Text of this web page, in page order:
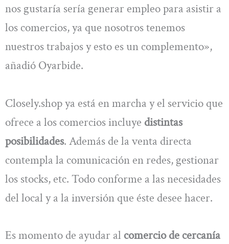
nos gustaría sería generar empleo para asistir a
los comercios, ya que nosotros tenemos
nuestros trabajos y esto es un complemento»,
añadió Oyarbide.
Closely.shop ya está en marcha y el servicio que
ofrece a los comercios incluye distintas
posibilidades. Además de la venta directa
contempla la comunicación en redes, gestionar
los stocks, etc. Todo conforme a las necesidades
del local y a la inversión que éste desee hacer.
Es momento de ayudar al comercio de cercanía